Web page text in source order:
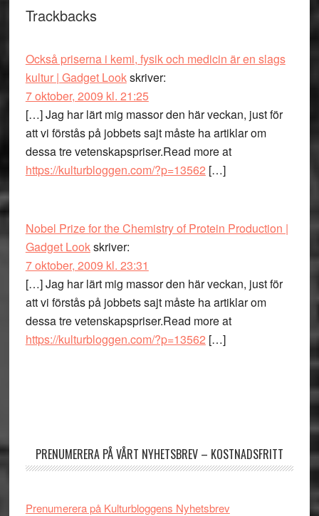
Trackbacks
Också priserna i kemi, fysik och medicin är en slags
kultur | Gadget Lookskriver:
7 oktober, 2009 kl. 21:25
[…] Jag har lärt mig massor den här veckan, just för
att vi förstås på jobbets sajt måste ha artiklar om
dessa tre vetenskapspriser.Read more at
https://kulturbloggen.com/?p=13562 […]
Nobel Prize for the Chemistry of Protein Production |
Gadget Lookskriver:
7 oktober, 2009 kl. 23:31
[…] Jag har lärt mig massor den här veckan, just för
att vi förstås på jobbets sajt måste ha artiklar om
dessa tre vetenskapspriser.Read more at
https://kulturbloggen.com/?p=13562 […]
PRENUMERERA PÅ VÅRT NYHETSBREV – KOSTNADSFRITT
Prenumerera på Kulturbloggens Nyhetsbrev